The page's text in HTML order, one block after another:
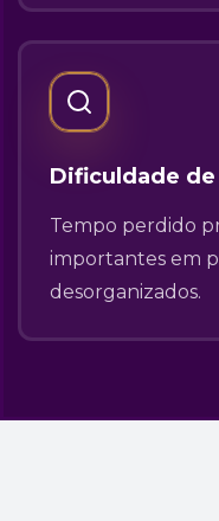
Dificuldade
Tempo perdido
importantes em
desorganizados.